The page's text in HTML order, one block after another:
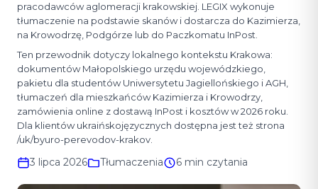
pracodawców aglomeracji krakowskiej. LEGIX wykonuje
tłumaczenie na podstawie skanów i dostarcza do Kazimierza,
na Krowodrzę, Podgórze lub do Paczkomatu InPost.
Ten przewodnik dotyczy lokalnego kontekstu Krakowa:
dokumentów Małopolskiego urzędu wojewódzkiego,
pakietu dla studentów Uniwersytetu Jagiellońskiego i AGH,
tłumaczeń dla mieszkańców Kazimierza i Krowodrzy,
zamówienia online z dostawą InPost i kosztów w 2026 roku.
Dla klientów ukraińskojęzycznych dostępna jest też strona
/uk/byuro-perevodov-krakov.
3 lipca 2026 Tłumaczenia 6 min czytania